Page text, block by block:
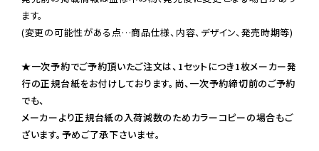
ます。
(変更の可能性がある点…商品仕様、内容、デザイン、発売時期等)
★一次予約でご予約頂いたご注文は、1セットにつき1枚メーカー発
行の正規台紙をお付けしております。尚、一次予約締切前のご予約
でも、
メーカーより正規台紙の入荷減数のためカラーコピーの場合もご
ざいます。予めご了承下さいませ。